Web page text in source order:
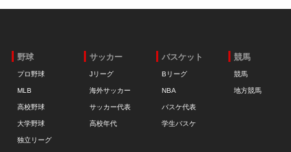
野球
プロ野球
MLB
高校野球
大学野球
独立リーグ
サッカー
Jリーグ
海外サッカー
サッカー代表
高校年代
バスケット
Bリーグ
NBA
バスケ代表
学生バスケ
競馬
競馬
地方競馬